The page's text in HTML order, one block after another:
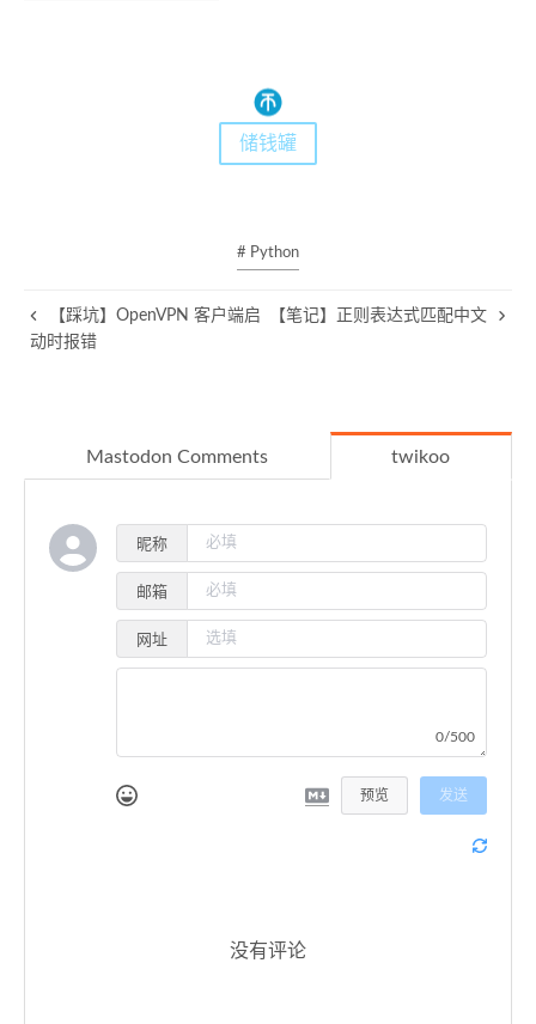
储钱罐
# Python
【踩坑】OpenVPN 客户端启
动时报错
【笔记】正则表达式匹配中文
Mastodon Comments twikoo
昵称
邮箱
网址
0/500
预览 发送
没有评论